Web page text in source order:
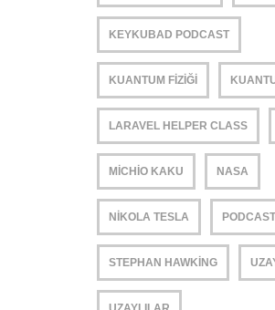
KEYKUBAD PODCAST
KUANTUM FIZIĞI
LARAVEL HELPER CLASS
MICHIO KAKU NASA
NIKOLA TESLA PODCAST
STEPHAN HAWKING